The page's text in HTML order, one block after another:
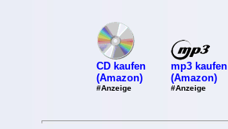
CD kaufen
(Amazon)
#Anzeige
mp3 kaufen
(Amazon)
#Anzeige